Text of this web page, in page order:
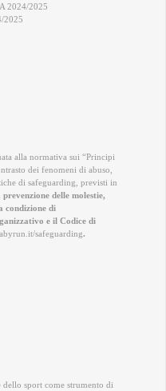
2024/2025
2025
alla normativa sui “Principi
dei fenomeni di abuso,
di safeguarding, previsti in
delle molestie,
condizione di
e il Codice di
safeguarding.
sport come strumento di